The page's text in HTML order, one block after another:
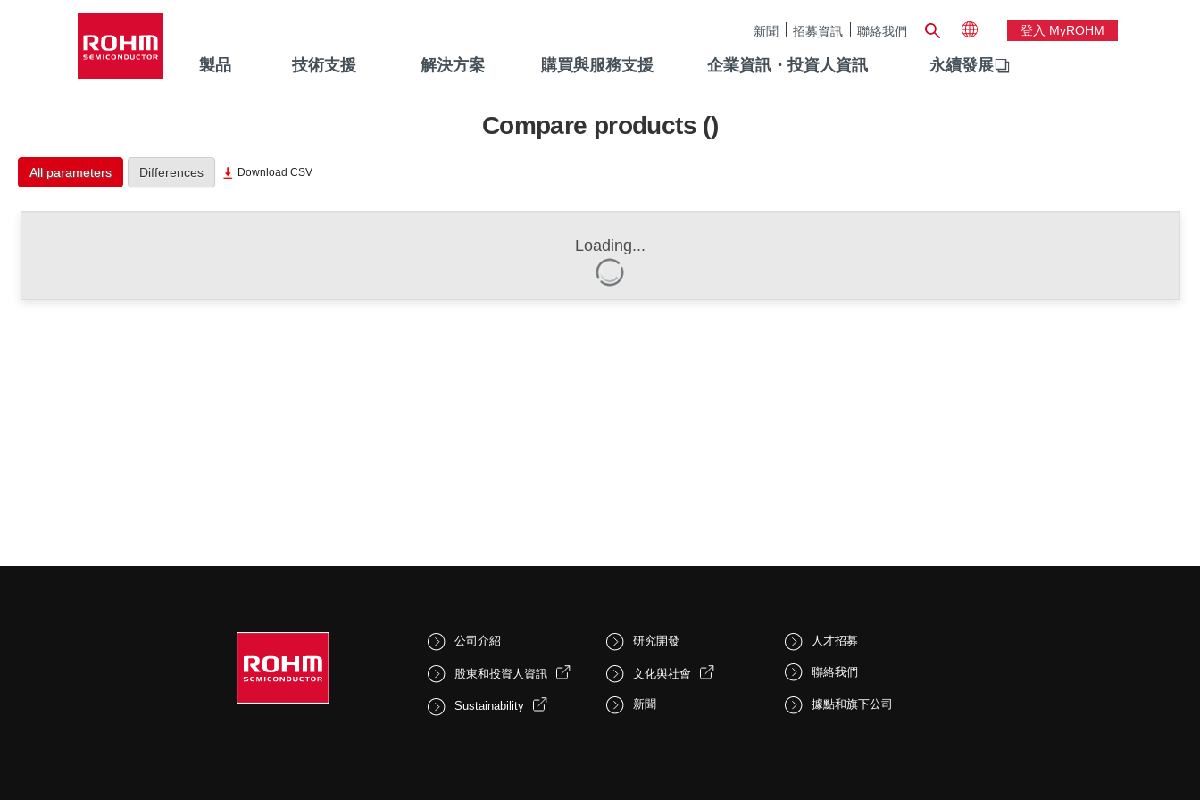
新聞 招募資訊 聯絡我們 登入 MyROHM
製品 技術支援 解決方案 購買與服務支援 企業資訊・投資人資訊 永續發展
Compare products ()
All parameters Differences Download CSV
Loading...
公司介紹
股東和投資人資訊
Sustainability
研究開發
文化與社會
新聞
人才招募
聯絡我們
據點和旗下公司